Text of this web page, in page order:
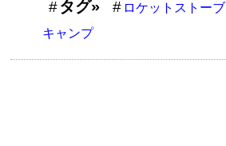
タグ» ロケットストーブ
キャンプ